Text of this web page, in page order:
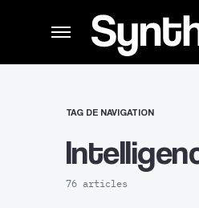
TAG DE NAVIGATION
76 articles